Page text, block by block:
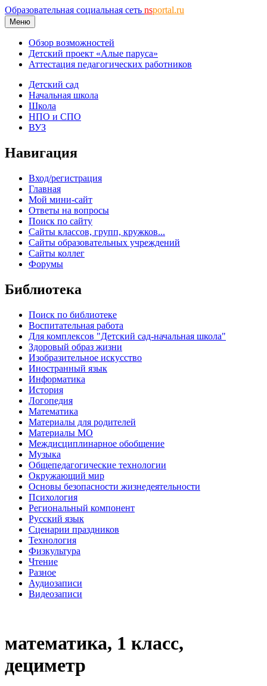
Образовательная социальная сеть nsportal.ru
Меню
Обзор возможностей
Детский проект «Алые паруса»
Аттестация педагогических работников
Детский сад
Начальная школа
Школа
НПО и СПО
ВУЗ
Навигация
Вход/регистрация
Главная
Мой мини-сайт
Ответы на вопросы
Поиск по сайту
Сайты классов, групп, кружков...
Сайты образовательных учреждений
Сайты коллег
Форумы
Библиотека
Поиск по библиотеке
Воспитательная работа
Для комплексов "Детский сад-начальная школа"
Здоровый образ жизни
Изобразительное искусство
Иностранный язык
Информатика
История
Логопедия
Математика
Материалы для родителей
Материалы МО
Междисциплинарное обобщение
Музыка
Общепедагогические технологии
Окружающий мир
Основы безопасности жизнедеятельности
Психология
Региональный компонент
Русский язык
Сценарии праздников
Технология
Физкультура
Чтение
Разное
Аудиозаписи
Видеозаписи
математика, 1 класс,
дециметр